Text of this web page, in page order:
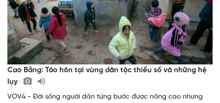
Cao Bằng: Tảo hôn tại vùng dân tộc thiểu số và những hệ
lụy
VOV4 - Đời sống người dân từng bước được nâng cao nhưng